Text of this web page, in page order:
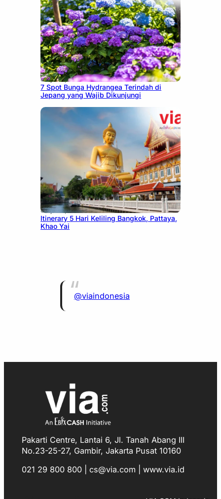
July 23, 2026
7 Spot Bunga Hydrangea Terindah di
Jepang yang Wajib Dikunjungi
July 20, 2026
Itinerary 5 Hari Keliling Bangkok, Pattaya,
Khao Yai
@viaindonesia
Pakarti Centre, Lantai 6, Jl. Tanah Abang III
No.23-25-27, Gambir, Jakarta Pusat 10160
021 29 800 800 | cs@via.com | www.via.id